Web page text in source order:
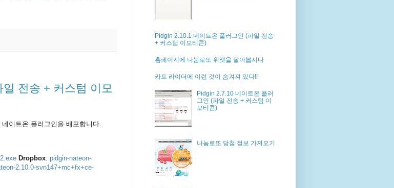
전송 + 커스텀 이모
이트온 플러그인을 배포합니다.
Dropbox: pidgin-nateon-
2.10.0-svn147+mc+fx+ce-
Pidgin 2.10.1 네이트온 플러그인 (파일 전송
+ 커스텀 이모티콘)
홈페이지에 나눔로또 위젯을 달아봅시다
카트 라이더에 이런 것이 숨겨져 있다!!
Pidgin 2.7.10 네이트온 플러
그인 (파일 전송 + 커스텀 이
모티콘)
나눔로또 당첨 정보 가져오기